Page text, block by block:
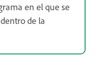
en el que se
de la